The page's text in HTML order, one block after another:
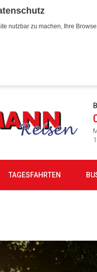
nutzbar zu machen, Ihre
TAGESFAHRTEN